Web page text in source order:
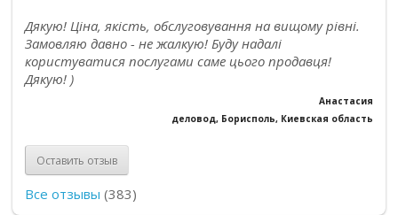
Дякую! Ціна, якість, обслуговування на вищому рівні.
Замовляю давно - не жалкую! Буду надалі
користуватися послугами саме цього продавця!
Дякую! )
Анастасия
деловод, Борисполь, Киевская область
Оставить отзыв
Все отзывы (383)